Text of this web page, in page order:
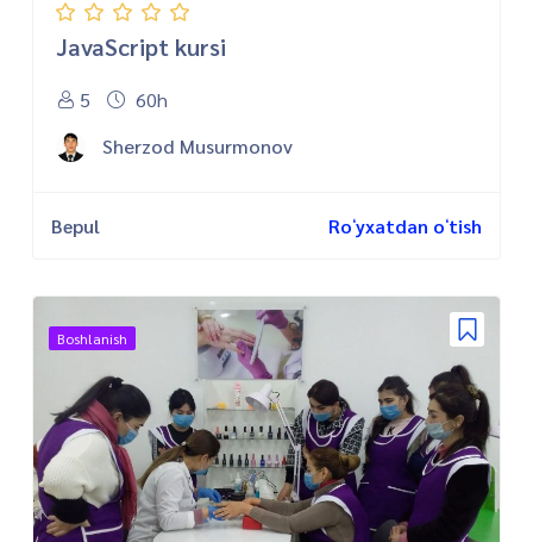
JavaScript kursi
5
60h
Sherzod Musurmonov
Bepul Roʻyxatdan oʻtish
Boshlanish